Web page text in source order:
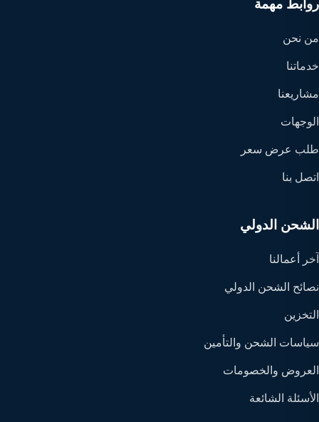
روابط مهمة
من نحن
خدماتنا
مشاريعنا
الوجهات
طلب عرض سعر
اتصل بنا
الشحن الدولي
آخر أعمالنا
نصائح الشحن الدولي
التخزين
سياسات الشحن والتأمين
العروض والخصومات
الأسئلة الشائعة